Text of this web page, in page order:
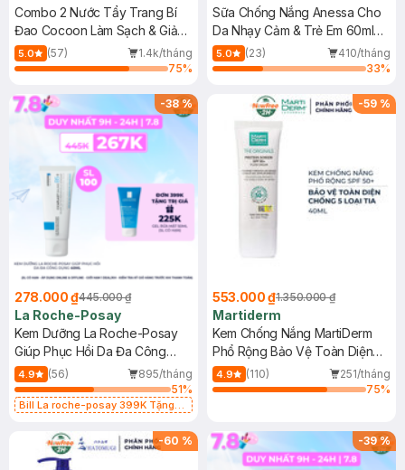
Combo 2 Nước Tẩy Trang Bí
Đao Cocoon Làm Sạch & Giảm
Dầu 500ml
5.0 (57)
1.4k/tháng
75%
Sữa Chống Nắng Anessa Cho
Da Nhạy Cảm & Trẻ Em 60ml
(Mới)
5.0 (23)
410/tháng
33%
-38%
278.000 ₫445.000 ₫
La Roche-Posay
Kem Dưỡng La Roche-Posay
Giúp Phục Hồi Da Đa Công
Dụng 40ml
4.9 (56)
895/tháng
51%
Bill La roche-posay 399K Tặng
(SL có hạn)
-59 %
553.000 ₫1.350.000 ₫
Martiderm
Kem Chống Nắng MartiDerm
Phổ Rộng Bảo Vệ Toàn Diện
40ml
4.9 (110)
251/tháng
75%
-60 % -39%